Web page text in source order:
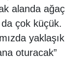
alanda ağaç
çok küçük.
yaklaşık
oturacak”